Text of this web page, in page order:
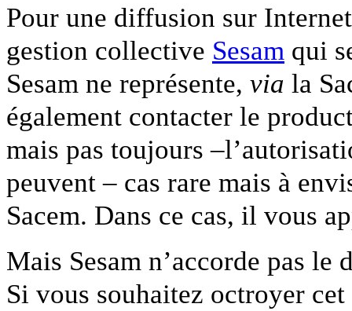
Pour une diffusion sur
gestion collective Sesam qui
Sesam ne représente, via la
également contacter le
mais pas toujours
peuvent – cas rare mais à
Sacem. Dans ce cas, il vous
Mais Sesam n’accorde pas
Si vous souhaitez octroyer